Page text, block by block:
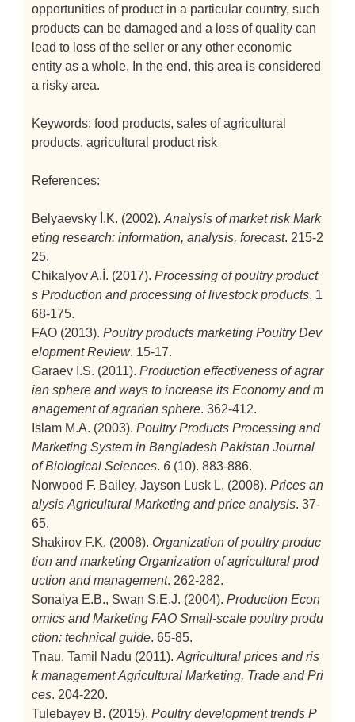
opportunities of product in a particular country, such
products can be damaged and a loss of quality can
lead to loss of the seller or any other economic
entity as a whole. In the end, this area is considered
a risky area.
Keywords: food products, sales of agricultural
products, agricultural product risk
References:
Belyaevsky İ.K. (2002). Analysis of market risk Mark
eting research: information, analysis, forecast. 215-2
25.
Chikalyov A.İ. (2017). Processing of poultry product
s Production and processing of livestock products. 1
68-175.
FAO (2013). Poultry products marketing Poultry Dev
elopment Review. 15-17.
Garaev I.S. (2011). Production effectiveness of agrar
ian sphere and ways to increase its Economy and m
anagement of agrarian sphere. 362-412.
Islam M.A. (2003). Poultry Products Processing and
Marketing System in Bangladesh Pakistan Journal
of Biological Sciences. 6 (10). 883-886.
Norwood F. Bailey, Jayson Lusk L. (2008). Prices an
alysis Agricultural Marketing and price analysis. 37-
65.
Shakirov F.K. (2008). Organization of poultry produc
tion and marketing Organization of agricultural prod
uction and management. 262-282.
Sonaiya E.B., Swan S.E.J. (2004). Production Econ
omics and Marketing FAO Small-scale poultry produ
ction: technical guide. 65-85.
Tnau, Tamil Nadu (2011). Agricultural prices and ris
k management Agricultural Marketing, Trade and Pri
ces. 204-220.
Tulebayev B. (2015). Poultry development trends P